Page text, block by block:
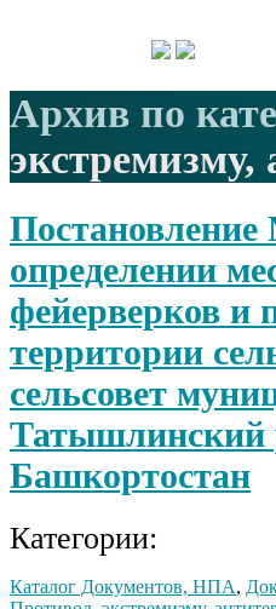
Архив по
экстремизму,
Постановление
определении
фейерверков и
территории
сельсовет
Татышлинский
Башкортостан
Категории:
Каталог Документов, НПА,